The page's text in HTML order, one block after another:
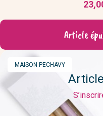
Prix
Article
MARQUE
MAISON PECHAVY